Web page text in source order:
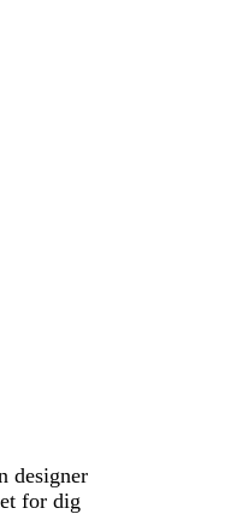
designer
for dig